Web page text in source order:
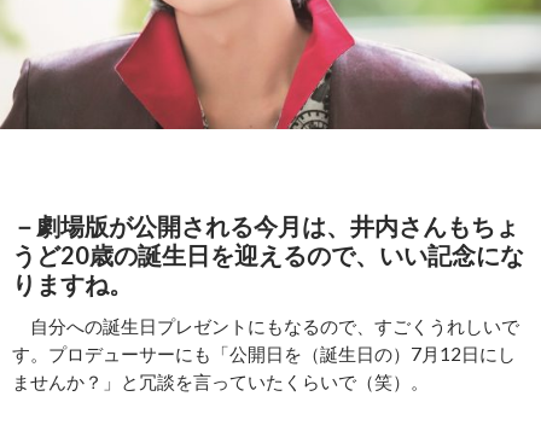
－劇場版が公開される今月は、井内さんもちょ
うど20歳の誕生日を迎えるので、いい記念にな
りますね。
自分への誕生日プレゼントにもなるので、すごくうれしいで
す。プロデューサーにも「公開日を（誕生日の）7月12日にし
ませんか？」と冗談を言っていたくらいで（笑）。